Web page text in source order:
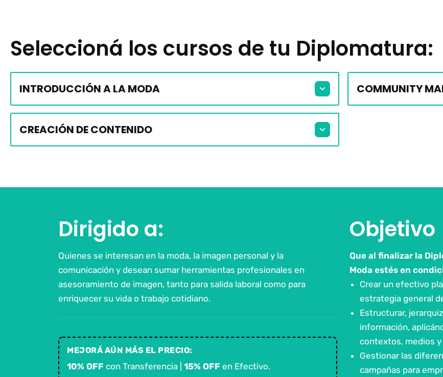
Seleccioná los cursos de tu Diplomatura:
INTRODUCCIÓN A LA MODA
CREACIÓN DE CONTENIDO
COMMUNITY
Dirigido a:
Quienes se interesan en la moda, la imagen personal y la
comunicación y desean sumar herramientas profesionales en
asesoramiento de imagen, tanto para salida laboral como para
enriquecer su vida o trabajo cotidiano.
MEJORÁ AÚN MÁS EL PRECIO:
10% OFF con Transferencia | 15% OFF en Efectivo.
Objetivo
Que al finalizar la
Moda estés en
Crear un efectivo
estrategia general
Estructurar,
información,
contextos, medios
Gestionar las
campañas para